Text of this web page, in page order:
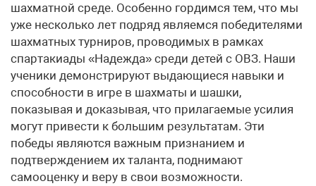
шахматной среде. Особенно гордимся тем, что мы
уже несколько лет подряд являемся победителями
шахматных турниров, проводимых в рамках
спартакиады «Надежда» среди детей с ОВЗ. Наши
ученики демонстрируют выдающиеся навыки и
способности в игре в шахматы и шашки,
показывая и доказывая, что прилагаемые усилия
могут привести к большим результатам. Эти
победы являются важным признанием и
подтверждением их таланта, поднимают
самооценку и веру в свои возможности.